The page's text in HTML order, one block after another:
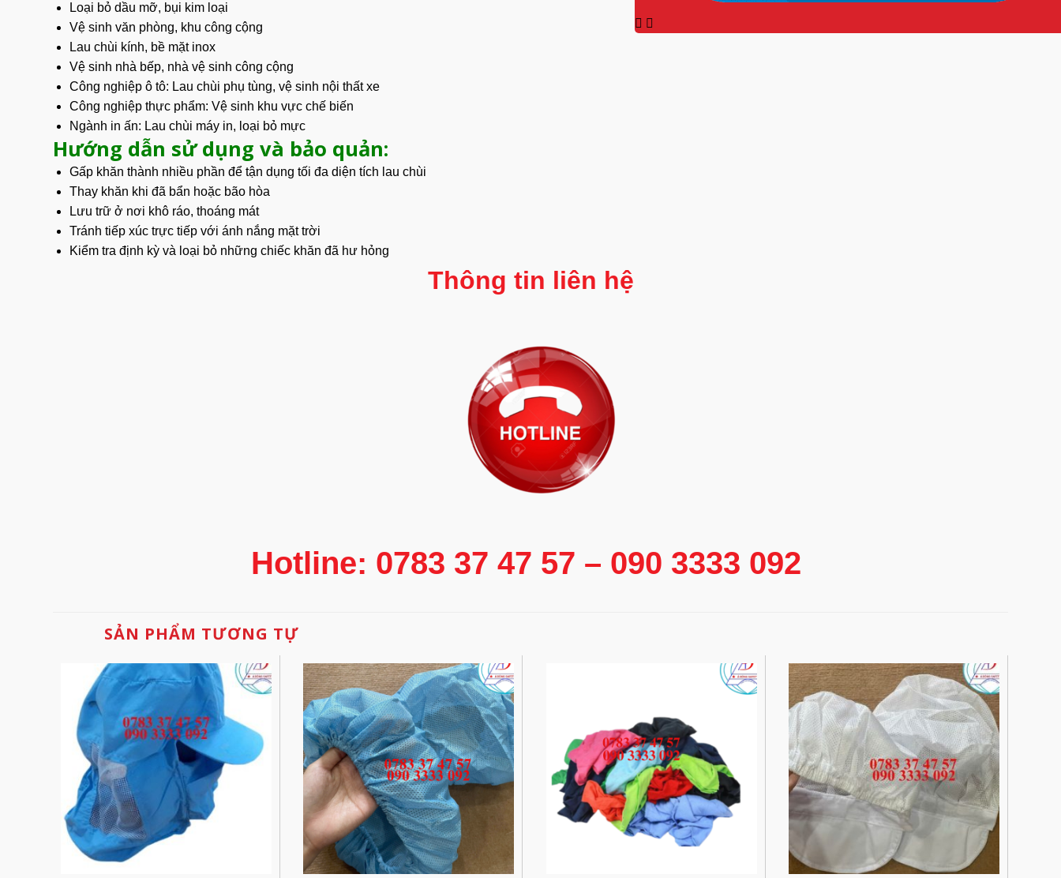
Loại bỏ dầu mỡ, bụi kim loại
Vệ sinh văn phòng, khu công cộng
Lau chùi kính, bề mặt inox
Vệ sinh nhà bếp, nhà vệ sinh công cộng
Công nghiệp ô tô: Lau chùi phụ tùng, vệ sinh nội thất xe
Công nghiệp thực phẩm: Vệ sinh khu vực chế biến
Ngành in ấn: Lau chùi máy in, loại bỏ mực
Hướng dẫn sử dụng và bảo quản:
Gấp khăn thành nhiều phần để tận dụng tối đa diện tích lau chùi
Thay khăn khi đã bẩn hoặc bão hòa
Lưu trữ ở nơi khô ráo, thoáng mát
Tránh tiếp xúc trực tiếp với ánh nắng mặt trời
Kiểm tra định kỳ và loại bỏ những chiếc khăn đã hư hỏng
Thông tin liên hệ
Hotline: 0783 37 47 57 – 090 3333 092
SẢN PHẨM TƯƠNG TỰ